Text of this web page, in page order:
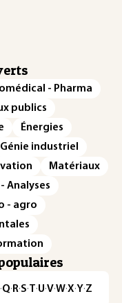
- Pharma
publics
Énergies
Génie industriel
Matériaux
Analyses
- agro
·Q· R·S·T·U·V·W·X·Y·Z